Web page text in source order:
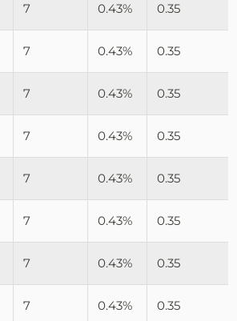
7 0.43% 0.35
7 0.43% 0.35
7 0.43% 0.35
7 0.43% 0.35
7 0.43% 0.35
7 0.43% 0.35
7 0.43% 0.35
7 0.43% 0.35